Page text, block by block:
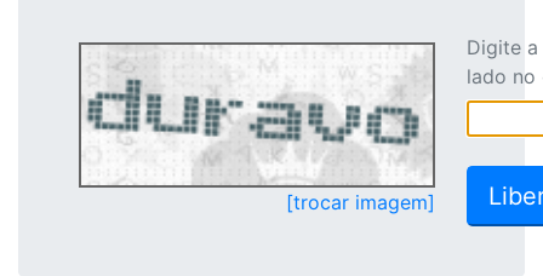
[trocar imagem]
Digite
lado no